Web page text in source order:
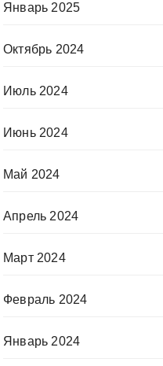
Январь 2025
Октябрь 2024
Июль 2024
Июнь 2024
Май 2024
Апрель 2024
Март 2024
Февраль 2024
Январь 2024